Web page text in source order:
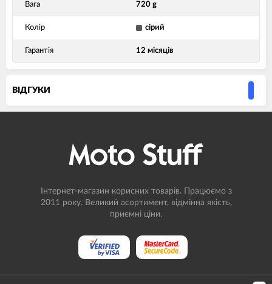
Вага 720 g
Колір сірий
Гарантія 12 місяців
ВIДГУКИ
Інтернет-магазин корисних товарів. Працюємо з
2011 року. Великий асортимент, відмінна якість,
приємні ціни.